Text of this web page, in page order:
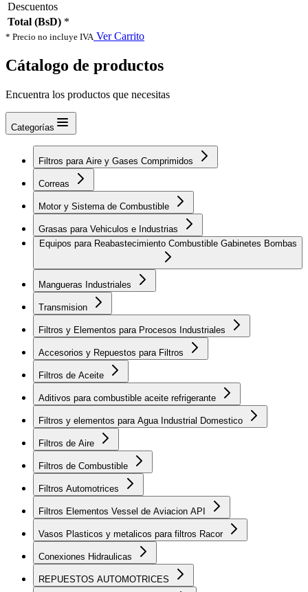
Descuentos
Total (BsD) *
* Precio no incluye IVA Ver Carrito
Cátalogo de productos
Encuentra los productos que necesitas
Categorías
Filtros para Aire y Gases Comprimidos
Correas
Motor y Sistema de Combustible
Grasas para Vehiculos e Industrias
Equipos para Reabastecimiento Combustible Gabinetes Bombas
Mangueras Industriales
Transmision
Filtros y Elementos para Procesos Industriales
Accesorios y Repuestos para Filtros
Filtros de Aceite
Aditivos para combustible aceite refrigerante
Filtros y elementos para Agua Industrial Domestico
Filtros de Aire
Filtros de Combustible
Filtros Automotrices
Filtros Elementos Vessel de Aviacion API
Vasos Plasticos y metalicos para filtros Racor
Conexiones Hidraulicas
REPUESTOS AUTOMOTRICES